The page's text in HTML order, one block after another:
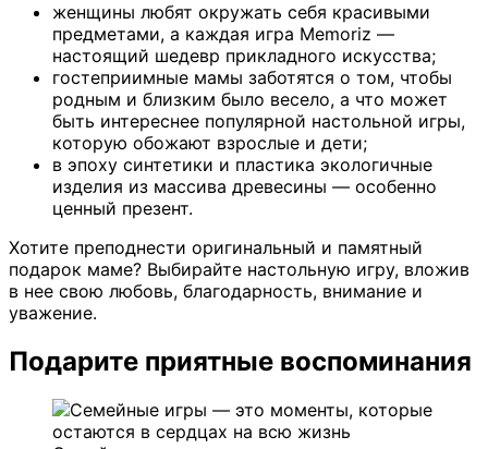
женщины любят окружать себя красивыми
предметами, а каждая игра Memoriz —
настоящий шедевр прикладного искусства;
гостеприимные мамы заботятся о том, чтобы
родным и близким было весело, а что может
быть интереснее популярной настольной игры,
которую обожают взрослые и дети;
в эпоху синтетики и пластика экологичные
изделия из массива древесины — особенно
ценный презент.
Хотите преподнести оригинальный и памятный
подарок маме? Выбирайте настольную игру, вложив
в нее свою любовь, благодарность, внимание и
уважение.
Подарите приятные воспоминания